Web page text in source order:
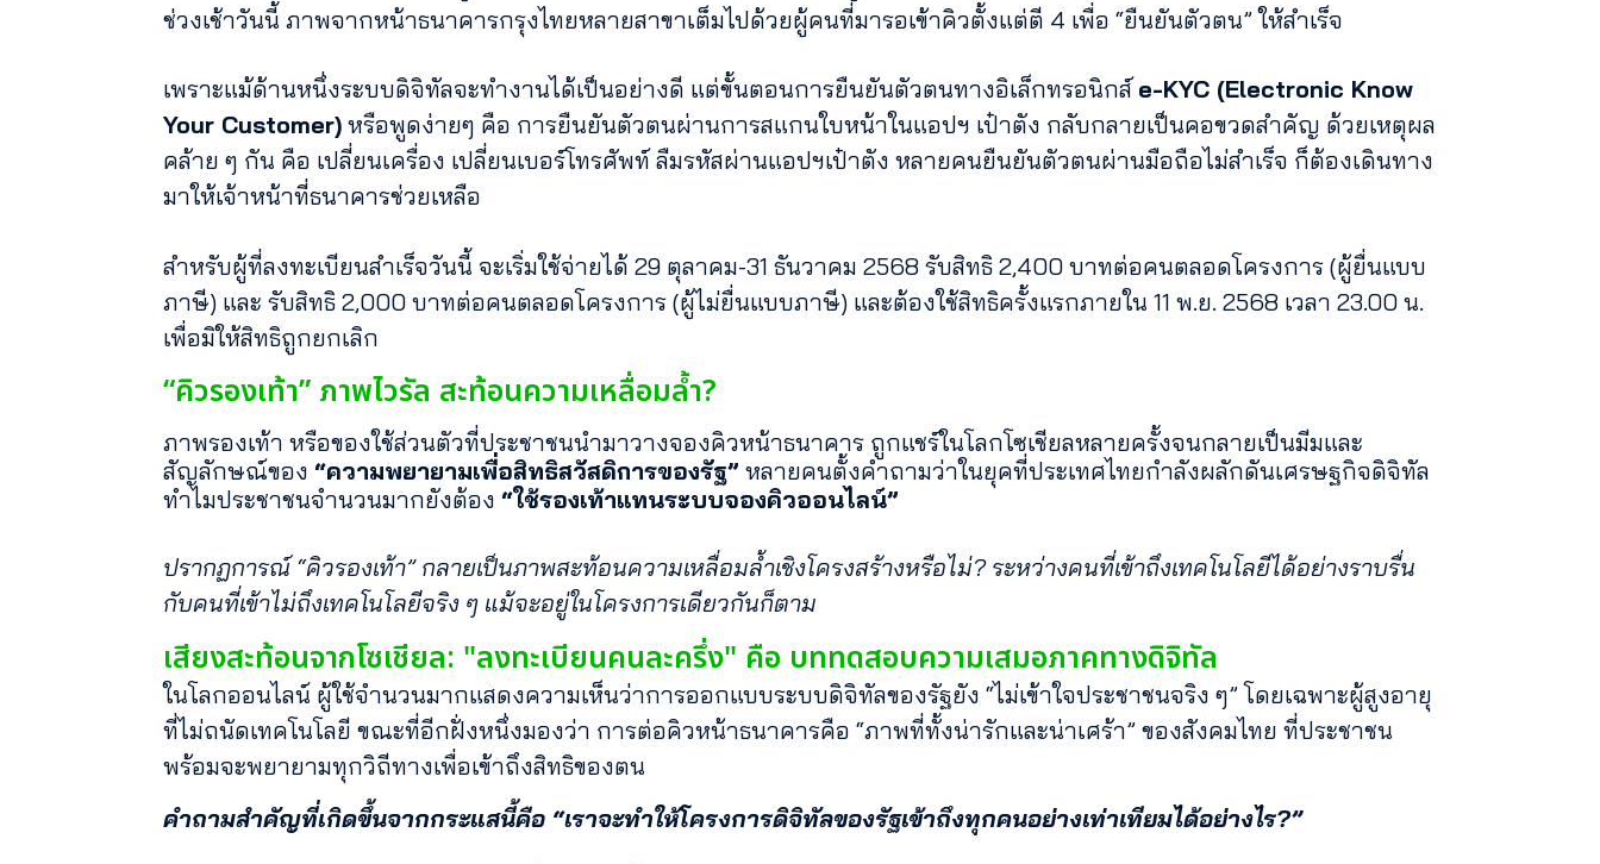
ช่วงเช้าวันนี้ ภาพจากหน้าธนาคารกรุงไทยหลายสาขาเต็มไปด้วยผู้คนที่มารอเข้าคิวตั้งแต่ตี 4 เพื่อ “ยืนยันตัวตน” ให้สำเร็จ
เพราะแม้ด้านหนึ่งระบบดิจิทัลจะทำงานได้เป็นอย่างดี แต่ขั้นตอนการยืนยันตัวตนทางอิเล็กทรอนิกส์ e-KYC (Electronic Know
Your Customer) หรือพูดง่ายๆ คือ การยืนยันตัวตนผ่านการสแกนใบหน้าในแอปฯ เป๋าตัง กลับกลายเป็นคอขวดสำคัญ ด้วยเหตุผล
คล้าย ๆ กัน คือ เปลี่ยนเครื่อง เปลี่ยนเบอร์โทรศัพท์ ลืมรหัสผ่านแอปฯเป๋าตัง หลายคนยืนยันตัวตนผ่านมือถือไม่สำเร็จ ก็ต้องเดินทาง
มาให้เจ้าหน้าที่ธนาคารช่วยเหลือ
สำหรับผู้ที่ลงทะเบียนสำเร็จวันนี้ จะเริ่มใช้จ่ายได้ 29 ตุลาคม-31 ธันวาคม 2568 รับสิทธิ 2,400 บาทต่อคนตลอดโครงการ (ผู้ยื่นแบบ
ภาษี) และ รับสิทธิ 2,000 บาทต่อคนตลอดโครงการ (ผู้ไม่ยื่นแบบภาษี) และต้องใช้สิทธิครั้งแรกภายใน 11 พ.ย. 2568 เวลา 23.00 น.
เพื่อมิให้สิทธิถูกยกเลิก
“คิวรองเท้า” ภาพไวรัล สะท้อนความเหลื่อมล้ำ?
ภาพรองเท้า หรือของใช้ส่วนตัวที่ประชาชนนำมาวางจองคิวหน้าธนาคาร ถูกแชร์ในโลกโซเชียลหลายครั้งจนกลายเป็นมีมและ
สัญลักษณ์ของ “ความพยายามเพื่อสิทธิสวัสดิการของรัฐ” หลายคนตั้งคำถามว่าในยุคที่ประเทศไทยกำลังผลักดันเศรษฐกิจดิจิทัล
ทำไมประชาชนจำนวนมากยังต้อง “ใช้รองเท้าแทนระบบจองคิวออนไลน์”
ปรากฏการณ์ “คิวรองเท้า” กลายเป็นภาพสะท้อนความเหลื่อมล้ำเชิงโครงสร้างหรือไม่? ระหว่างคนที่เข้าถึงเทคโนโลยีได้อย่างราบรื่น
กับคนที่เข้าไม่ถึงเทคโนโลยีจริง ๆ แม้จะอยู่ในโครงการเดียวกันก็ตาม
เสียงสะท้อนจากโซเชียล: "ลงทะเบียนคนละครึ่ง" คือ บททดสอบความเสมอภาคทางดิจิทัล
ในโลกออนไลน์ ผู้ใช้จำนวนมากแสดงความเห็นว่าการออกแบบระบบดิจิทัลของรัฐยัง “ไม่เข้าใจประชาชนจริง ๆ” โดยเฉพาะผู้สูงอายุ
ที่ไม่ถนัดเทคโนโลยี ขณะที่อีกฝั่งหนึ่งมองว่า การต่อคิวหน้าธนาคารคือ “ภาพที่ทั้งน่ารักและน่าเศร้า” ของสังคมไทย ที่ประชาชน
พร้อมจะพยายามทุกวิถีทางเพื่อเข้าถึงสิทธิของตน
คำถามสำคัญที่เกิดขึ้นจากกระแสนี้คือ “เราจะทำให้โครงการดิจิทัลของรัฐเข้าถึงทุกคนอย่างเท่าเทียมได้อย่างไร?”